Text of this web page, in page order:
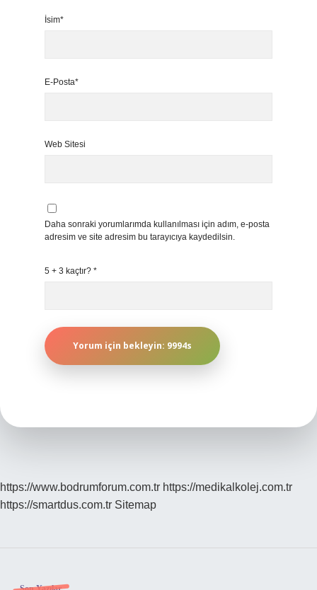
İsim*
E-Posta*
Web Sitesi
Daha sonraki yorumlarımda kullanılması için adım, e-posta
adresim ve site adresim bu tarayıcıya kaydedilsin.
5 + 3 kaçtır? *
https://www.bodrumforum.com.tr https://medikalkolej.com.tr
https://smartdus.com.tr Sitemap